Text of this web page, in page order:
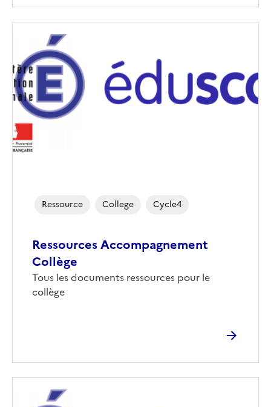
Ressources Accompagnement
Collège
Tous les documents ressources pour le
collège
Ressource College Cycle4